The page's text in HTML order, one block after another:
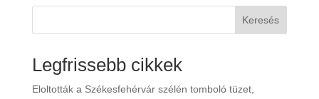
Keresés
Legfrissebb cikkek
Eloltották a Székesfehérvár szélén tomboló tüzet,